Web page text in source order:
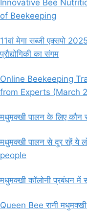
Innovative Bee
of Beekeeping
11वां मेगा सब्जी एक्सपो
प्रौद्योगिकी का संगम
Online Beekeeping
from Experts (March
मधुमक्खी पालन के लिए कौन
मधुमक्खी पालन से दूर रहें
people
मधुमक्खी कॉलोनी प्रबंधन
Queen Bee रानी मधुमक्खी